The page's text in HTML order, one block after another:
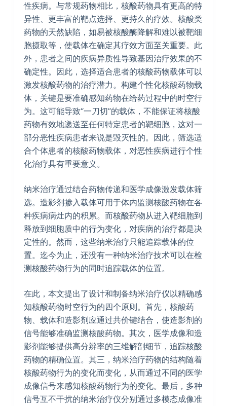
性疾病。与常规药物相比，核酸药物具有更高的特
异性、更丰富的靶点选择、更持久的疗效。核酸类
药物的天然缺陷，如易被核酸酶降解和难以被靶细
胞摄取等，使载体在确定其疗效方面至关重要。此
外，患者之间的疾病异质性导致基因治疗效果的不
确定性。因此，选择适合患者的核酸药物载体可以
激发核酸药物的治疗潜力。构建个性化核酸药物载
体，关键是要准确感知药物在给药过程中的时空行
为。这可能导致“一刀切”的载体，不能保证将核酸
药物有效地递送至任何特定患者的靶细胞，这对一
部分恶性疾病患者来说是毁灭性的。因此，筛选适
合个体患者的核酸药物载体，对恶性疾病进行个性
化治疗具有重要意义。
纳米治疗通过结合药物传递和医学成像激发载体筛
选。造影剂掺入载体可用于体内监测核酸药物在各
种疾病病灶内的积累。而核酸药物从进入靶细胞到
释放到细胞质中的行为变化，对疾病的治疗都是决
定性的。然而，这些纳米治疗只能追踪载体的位
置。迄今为止，还没有一种纳米治疗技术可以在检
测核酸药物行为的同时追踪载体的位置。
在此，本文提出了设计和制备纳米治疗仪以精确感
知核酸药物时空行为的四个原则。首先，核酸药
物、载体和造影剂应通过共价键结合，使造影剂的
信号能够准确监测核酸药物。其次，医学成像和造
影剂能够提供高分辨率的三维解剖细节，追踪核酸
药物的精确位置。其三，纳米治疗药物的结构随着
核酸药物行为的变化而变化，从而通过不同的医学
成像信号来感知核酸药物行为的变化。最后，多种
信号互不干扰的纳米治疗仪分别通过多模态成像准